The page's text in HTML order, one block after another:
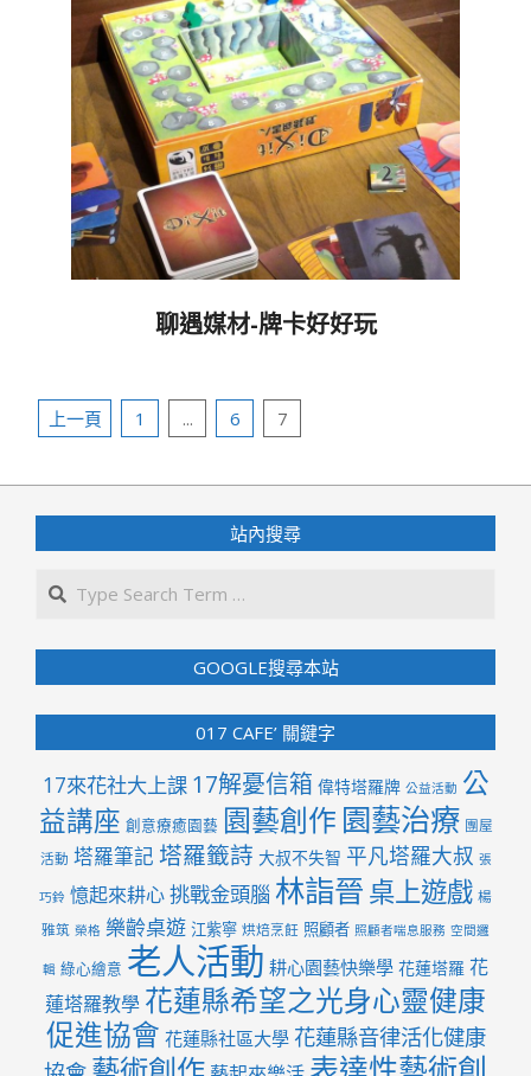
聊遇媒材-牌卡好好玩
13
文
分
頁
上一頁 1 ... 6 7
站內搜尋
GOOGLE搜尋本站
017 CAFE’ 關鍵字
17來花社大上課 17解憂信箱 偉特塔羅牌 公益活動 公
益講座 創意療癒園藝 園藝創作 園藝治療 團屋
活動 塔羅筆記 塔羅籤詩 大叔不失智 平凡塔羅大叔 張
巧鈴 憶起來耕心挑戰金頭腦 林詣晉桌上遊戲 楊
雅筑 榮格 樂齡桌遊 江紫寧 烘焙烹飪 照顧者 照顧者喘息服務 空間邏
輯 綠心繪意 老人活動 耕心園藝快樂學 花蓮塔羅 花
蓮塔羅教學 花蓮縣希望之光身心靈健康
促進協會 花蓮縣社區大學 花蓮縣音律活化健康